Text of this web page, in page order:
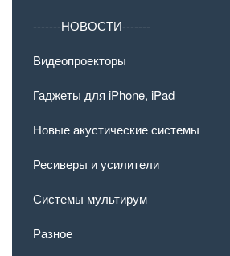
-------НОВОСТИ-------
Видеопроекторы
Гаджеты для iPhone, iPad
Новые акустические системы
Ресиверы и усилители
Системы мультирум
Разное